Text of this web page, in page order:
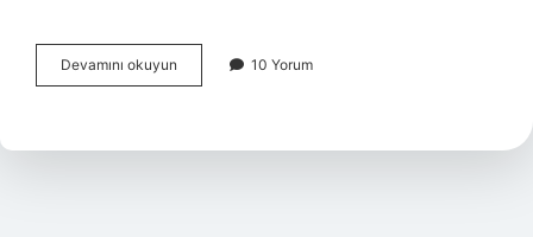
Devamını okuyun
Sakızı
10 Yorum